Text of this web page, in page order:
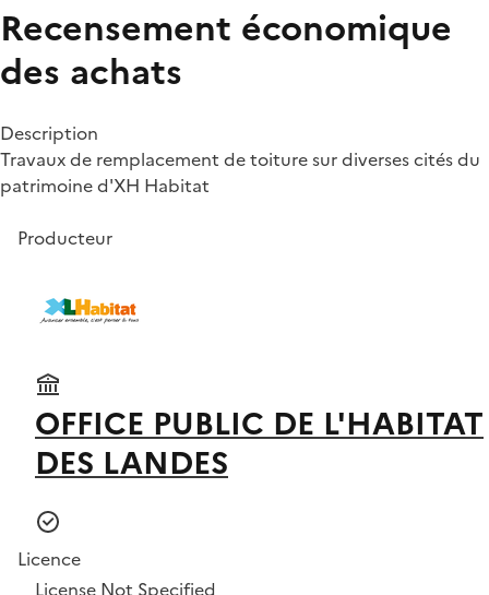
Recensement économique
des achats
Description
Travaux de remplacement de toiture sur diverses cités du
patrimoine d'XH Habitat
Producteur
OFFICE PUBLIC DE L'HABITAT
DES LANDES
Licence
License Not Specified